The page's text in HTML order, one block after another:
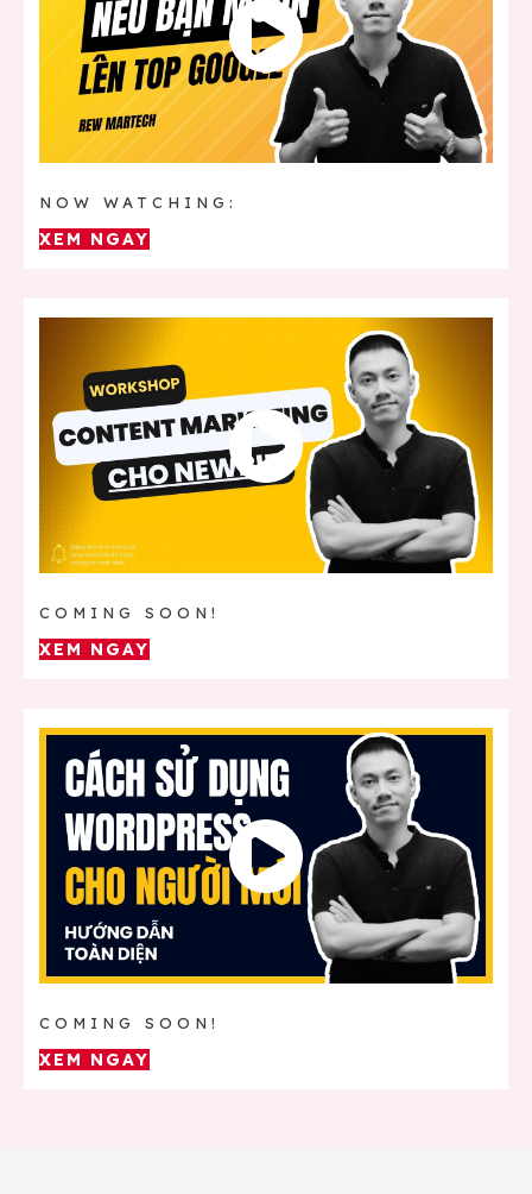
NOW WATCHING:
XEM NGAY
COMING SOON!
XEM NGAY
COMING SOON!
XEM NGAY